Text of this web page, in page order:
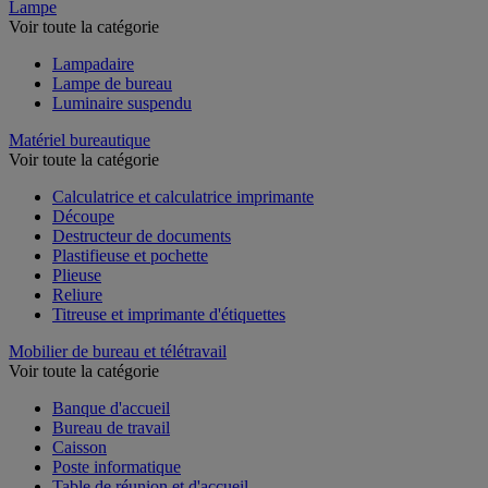
Lampe
Voir toute la catégorie
Lampadaire
Lampe de bureau
Luminaire suspendu
Matériel bureautique
Voir toute la catégorie
Calculatrice et calculatrice imprimante
Découpe
Destructeur de documents
Plastifieuse et pochette
Plieuse
Reliure
Titreuse et imprimante d'étiquettes
Mobilier de bureau et télétravail
Voir toute la catégorie
Banque d'accueil
Bureau de travail
Caisson
Poste informatique